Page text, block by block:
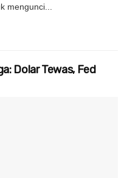
mengunci...
Dolar Tewas, Fed